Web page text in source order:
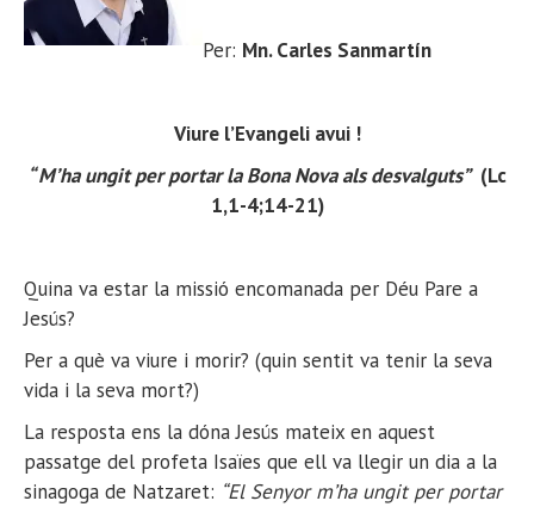
Per: Mn. Carles Sanmartín
Viure l’Evangeli avui !
“ M’ha ungit per portar la Bona Nova als desvalguts”(Lc
1,1-4;14-21)
Quina va estar la missió encomanada per Déu Pare a
Jesús?
Per a què va viure i morir? (quin sentit va tenir la seva
vida i la seva mort?)
La resposta ens la dóna Jesús mateix en aquest
passatge del profeta Isaïes que ell va llegir un dia a la
sinagoga de Natzaret: “El Senyor m’ha ungit per portar